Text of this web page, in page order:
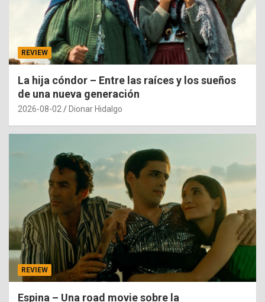
REVIEW
La hija cóndor – Entre las raíces y los sueños
de una nueva generación
2026-08-02 Dionar Hidalgo
REVIEW
Espina – Una road movie sobre la